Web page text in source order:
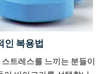
인 복용법
트레스를 느끼는 분들이